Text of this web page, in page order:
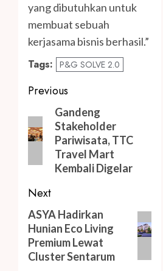
yang dibutuhkan untuk
membuat sebuah
kerjasama bisnis berhasil.”
Tags: P&G SOLVE 2.0
Post
navigation
Previous
Previous
post:
Gandeng
Stakeholder
Pariwisata, TTC
Travel Mart
Kembali Digelar
Next
Next
post:
ASYA Hadirkan
Hunian Eco Living
Premium Lewat
Cluster Sentarum